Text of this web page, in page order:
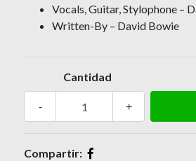
Vocals, Guitar, Stylophone –
Written-By – David Bowie
Cantidad
+
-
Compartir: